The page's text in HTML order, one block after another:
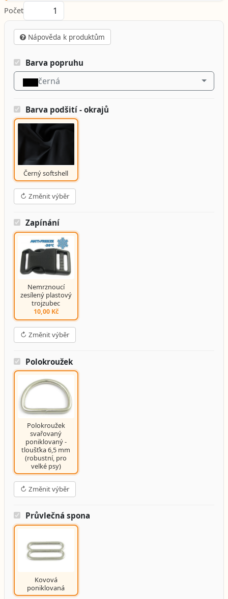
Počet
Nápověda k produktům
Barva popruhu
černá
Barva podšití - okrajů
Černý softshell
↻ Změnit výběr
Zapínání
Nemrznoucí
zesílený plastový
trojzubec
10,00 Kč
↻ Změnit výběr
Polokroužek
Polokroužek
svařovaný
poniklovaný -
tloušťka 6,5 mm
(robustní, pro
velké psy)
↻ Změnit výběr
Průvlečná spona
Kovová
poniklovaná